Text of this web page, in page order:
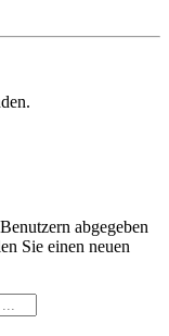
abgegeben
Sie einen neuen